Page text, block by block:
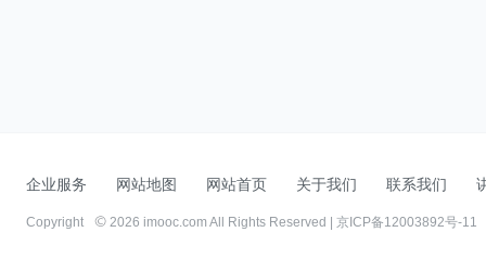
企业服务 网站地图 网站首页 关于我们 联系我们
Copyright 2026 imooc.com All Rights Reserved | 京ICP备12003892号-11